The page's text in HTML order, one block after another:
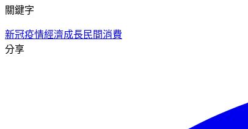
關鍵字
新冠疫情經濟成長民間消費
分享